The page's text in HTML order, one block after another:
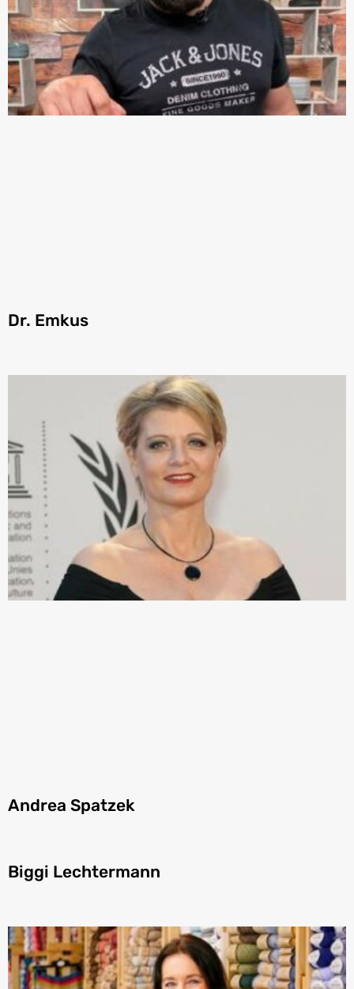
Dr. Emkus
Andrea Spatzek
Biggi Lechtermann